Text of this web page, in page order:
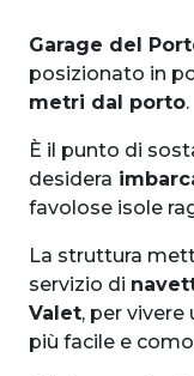
Garage del
posizionato in
metri dal porto.
È il punto di
desidera
favolose isole
La struttura
servizio di
Valet, per vivere
più facile e